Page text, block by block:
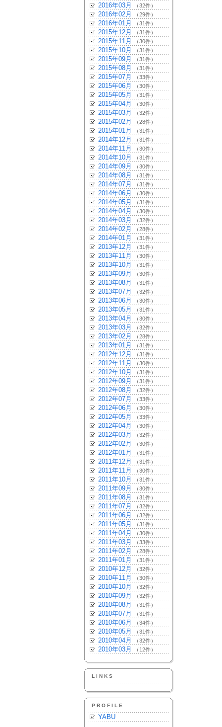
2016年03月 （32件）
2016年02月 （29件）
2016年01月 （31件）
2015年12月 （31件）
2015年11月 （30件）
2015年10月 （31件）
2015年09月 （31件）
2015年08月 （31件）
2015年07月 （33件）
2015年06月 （30件）
2015年05月 （31件）
2015年04月 （30件）
2015年03月 （32件）
2015年02月 （28件）
2015年01月 （31件）
2014年12月 （31件）
2014年11月 （30件）
2014年10月 （31件）
2014年09月 （30件）
2014年08月 （31件）
2014年07月 （31件）
2014年06月 （30件）
2014年05月 （31件）
2014年04月 （30件）
2014年03月 （32件）
2014年02月 （28件）
2014年01月 （31件）
2013年12月 （31件）
2013年11月 （30件）
2013年10月 （31件）
2013年09月 （30件）
2013年08月 （31件）
2013年07月 （32件）
2013年06月 （30件）
2013年05月 （31件）
2013年04月 （30件）
2013年03月 （32件）
2013年02月 （28件）
2013年01月 （31件）
2012年12月 （31件）
2012年11月 （30件）
2012年10月 （31件）
2012年09月 （31件）
2012年08月 （32件）
2012年07月 （33件）
2012年06月 （30件）
2012年05月 （33件）
2012年04月 （30件）
2012年03月 （32件）
2012年02月 （30件）
2012年01月 （31件）
2011年12月 （31件）
2011年11月 （30件）
2011年10月 （31件）
2011年09月 （30件）
2011年08月 （31件）
2011年07月 （32件）
2011年06月 （32件）
2011年05月 （31件）
2011年04月 （30件）
2011年03月 （33件）
2011年02月 （28件）
2011年01月 （31件）
2010年12月 （32件）
2010年11月 （30件）
2010年10月 （32件）
2010年09月 （32件）
2010年08月 （31件）
2010年07月 （31件）
2010年06月 （34件）
2010年05月 （31件）
2010年04月 （32件）
2010年03月 （12件）
LINKS
PROFILE
YABU